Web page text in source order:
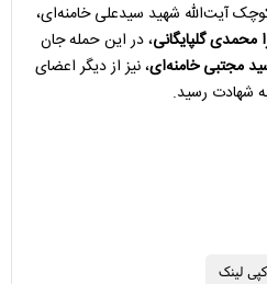
آیت‌الله شهید سیدعلی خامنه‌ای،
محمدی گلپایگانی، در این حمله جان
مجتبی خامنه‌ای، نیز از دیگر اعضای
شهادت رسید.
کپی لینک